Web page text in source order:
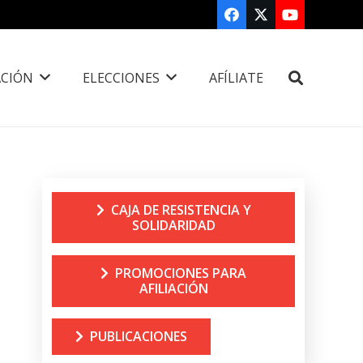
ELECCIONES AFÍLIATE
CAJA DE RESISTENCIA Y
SOLIDARIDAD
PROMOCIONES PARA
AFILIACIÓN
PUBLICACIONES